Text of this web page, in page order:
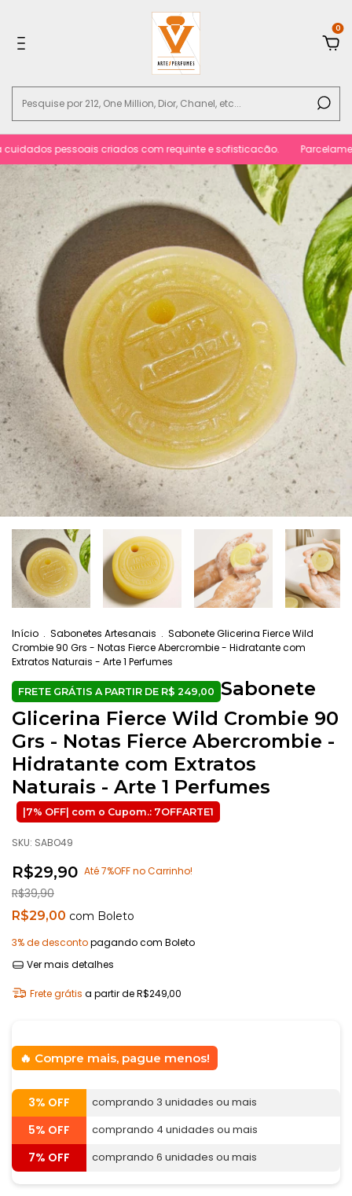
0
pessoais criados com requinte e sofisticacão. Parcelamento
Início . Sabonetes Artesanais . Sabonete Glicerina Fierce Wild
Crombie 90 Grs - Notas Fierce Abercrombie - Hidratante com
Extratos Naturais - Arte 1 Perfumes
Sabonete
Glicerina Fierce Wild Crombie 90
Grs - Notas Fierce Abercrombie -
Hidratante com Extratos
Naturais - Arte 1 Perfumes
SKU: SABO49
R$29,90 Até 7%OFF no Carrinho!
R$39,90
R$29,00 com Boleto
3% de descontopagando com Boleto
Ver mais detalhes
Frete grátis a partir deR$249,00
Compre mais, pague menos!
3% OFF comprando 3 unidades ou mais
5% OFF comprando 4 unidades ou mais
7% OFF comprando 6 unidades ou mais